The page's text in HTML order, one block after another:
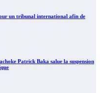
un tribunal international afin de
Patrick Baka salue la suspension